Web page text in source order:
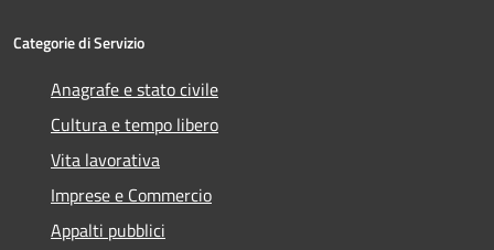
Categorie di Servizio
Anagrafe e stato civile
Cultura e tempo libero
Vita lavorativa
Imprese e Commercio
Appalti pubblici